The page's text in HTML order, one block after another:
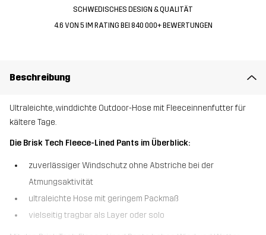
SCHWEDISCHES DESIGN & QUALITÄT
4.6 VON 5 IM RATING BEI 840 000+ BEWERTUNGEN
Beschreibung
Ultraleichte, winddichte Outdoor-Hose mit Fleeceinnenfutter für
kältere Tage.
Die Brisk Tech Fleece-Lined Pants im Überblick:
zuverlässiger Windschutz ohne Abstriche bei der
Atmungsaktivität
ultraleichte Hose mit geringem Packmaß
vielseitig tragbar als Layer oder solo